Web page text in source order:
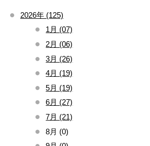
2026年 (125)
1月 (07)
2月 (06)
3月 (26)
4月 (19)
5月 (19)
6月 (27)
7月 (21)
8月 (0)